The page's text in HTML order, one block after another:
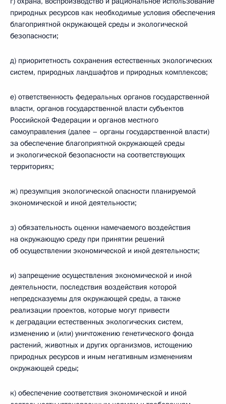
природных ресурсов как необходимые условия обеспечения
благоприятной окружающей среды и экологической
безопасности;
д) приоритетность сохранения естественных экологических
систем, природных ландшафтов и природных комплексов;
е) ответственность федеральных органов государственной
власти, органов государственной власти субъектов
Российской Федерации и органов местного
самоуправления (далее – органы государственной власти)
за обеспечение благоприятной окружающей среды
и экологической безопасности на соответствующих
территориях;
ж) презумпция экологической опасности планируемой
экономической и иной деятельности;
з) обязательность оценки намечаемого воздействия
на окружающую среду при принятии решений
об осуществлении экономической и иной деятельности;
и) запрещение осуществления экономической и иной
деятельности, последствия воздействия которой
непредсказуемы для окружающей среды, а также
реализации проектов, которые могут привести
к деградации естественных экологических систем,
изменению и (или) уничтожению генетического фонда
растений, животных и других организмов, истощению
природных ресурсов и иным негативным изменениям
окружающей среды;
к) обеспечение соответствия экономической и иной